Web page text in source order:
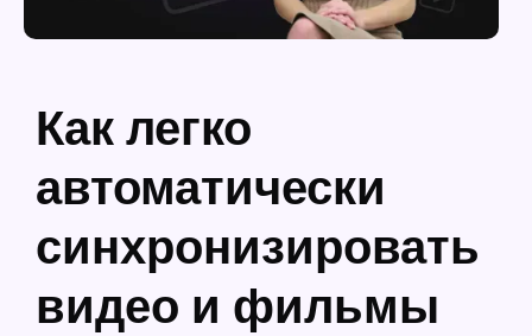
Как легко
автоматически
синхронизировать
видео и фильмы